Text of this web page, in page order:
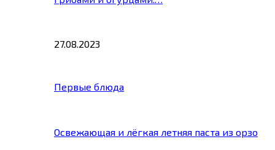
27.08.2023
Первые блюда
Освежающая и лёгкая летняя паста из орзо